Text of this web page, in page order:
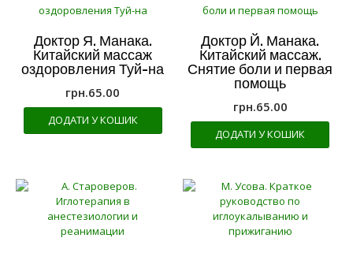
Доктор Я. Манака.
Китайский массаж
оздоровления Туй-на
грн.65.00
ДОДАТИ У КОШИК
Доктор Й. Манака.
Китайский массаж.
Снятие боли и первая
помощь
грн.65.00
ДОДАТИ У КОШИК